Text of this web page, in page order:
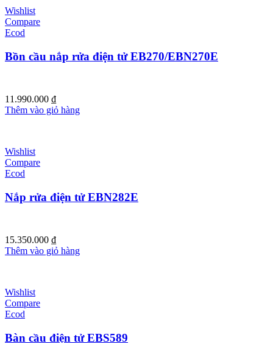
Wishlist
Compare
Ecod
Bồn cầu nắp rửa điện tử EB270/EBN270E
11.990.000 ₫
Thêm vào giỏ hàng
Wishlist
Compare
Ecod
Nắp rửa điện tử EBN282E
15.350.000 ₫
Thêm vào giỏ hàng
Wishlist
Compare
Ecod
Bàn cầu điện tử EBS589